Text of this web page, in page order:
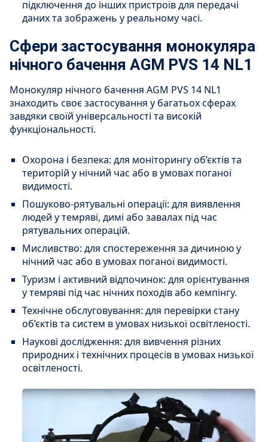
підключення до інших пристроїв для передачі
даних та зображень у реальному часі.
Сфери застосування монокуляра
нічного бачення AGM PVS 14 NL1
Монокуляр нічного бачення AGM PVS 14 NL1
знаходить своє застосування у багатьох сферах
завдяки своїй універсальності та високій
функціональності.
Охорона і безпека: для моніторингу об’єктів та
територій у нічний час або в умовах поганої
видимості.
Пошуково-рятувальні операції: для виявлення
людей у темряві, димі або завалах під час
рятувальних операцій.
Мисливство: для спостереження за дичиною у
нічний час або в умовах поганої видимості.
Туризм і активний відпочинок: для орієнтування
у темряві під час нічних походів або кемпінгу.
Технічне обслуговування: для перевірки стану
об’єктів та систем в умовах низької освітленості.
Наукові дослідження: для вивчення різних
природних і технічних процесів в умовах низької
освітленості.